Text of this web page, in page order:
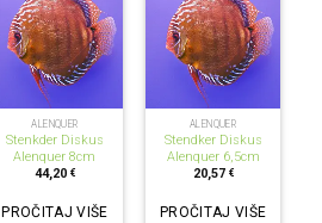
NEMA NA ZALIHI
ALENQUER
Stenkder Diskus
Alenquer 8cm
44,20 €
PROČITAJ VIŠE
NEMA NA ZALIHI
ALENQUER
Stendker Diskus
Alenquer 6,5cm
20,57 €
PROČITAJ VIŠE